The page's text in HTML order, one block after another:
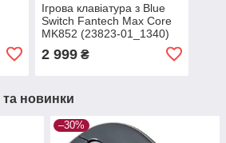
Ігрова клавіатура з Blue
Switch Fantech Max Core
MK852 (23823-01_1340)
2 999₴
та новинки
–30%